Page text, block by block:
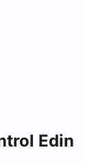
Edin